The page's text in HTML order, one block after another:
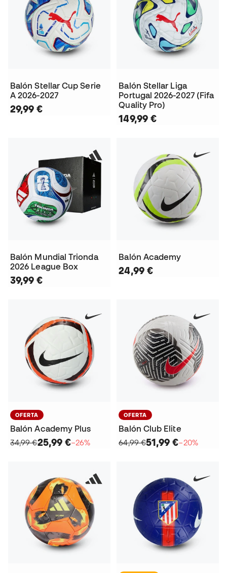
Balón Stellar Cup Serie
A 2026-2027
29,99 €
Balón Stellar Liga
Portugal 2026-2027 (Fifa
Quality Pro)
149,99 €
Balón Mundial Trionda
2026 League Box
39,99 €
Balón Academy
24,99 €
OFERTA
Balón Academy Plus
34,99 €25,99 €−26%
OFERTA
Balón Club Elite
64,99 €51,99 €−20%